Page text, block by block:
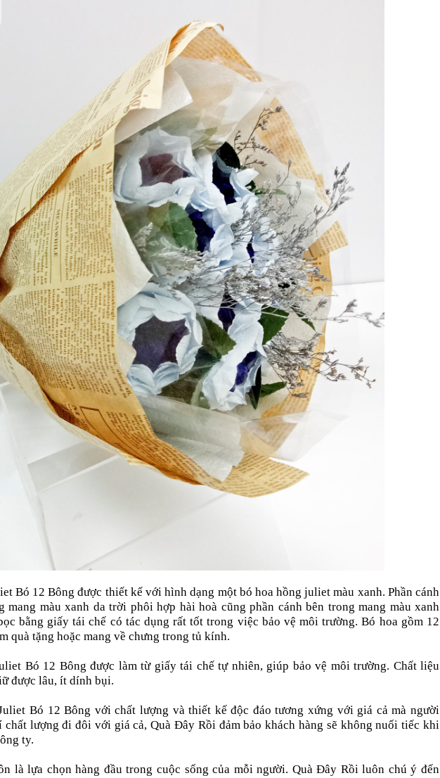
Bó 12 Bông được thiết kế với hình dạng một bó hoa hồng juliet màu xanh. Phần cánh
mang màu xanh da trời phôi hợp hài hoà cũng phần cánh bên trong mang màu xanh
bằng giấy tái chế có tác dụng rất tốt trong việc bảo vệ môi trường. Bó hoa gồm 12
quà tặng hoặc mang về chưng trong tủ kính.
Bó 12 Bông được làm từ giấy tái chế tự nhiên, giúp bảo vệ môi trường. Chất liệu
được lâu, ít dính bụi.
Bó 12 Bông với chất lượng và thiết kế độc đáo tương xứng với giá cả mà người
lượng đi đôi với giá cả, Quà Đây Rồi đảm bảo khách hàng sẽ không nuối tiếc khi
ty.
là lựa chọn hàng đầu trong cuộc sống của mỗi người. Quà Đây Rồi luôn chú ý đến